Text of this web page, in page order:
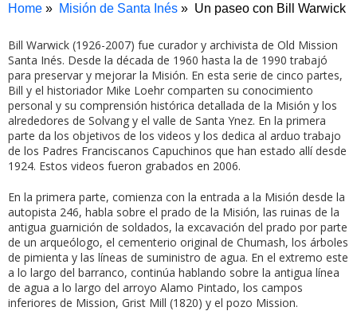
Home Misión de Santa Inés Un paseo con Bill Warwick
Bill Warwick (1926-2007) fue curador y archivista de Old Mission
Santa Inés. Desde la década de 1960 hasta la de 1990 trabajó
para preservar y mejorar la Misión. En esta serie de cinco partes,
Bill y el historiador Mike Loehr comparten su conocimiento
personal y su comprensión histórica detallada de la Misión y los
alrededores de Solvang y el valle de Santa Ynez. En la primera
parte da los objetivos de los videos y los dedica al arduo trabajo
de los Padres Franciscanos Capuchinos que han estado allí desde
1924. Estos videos fueron grabados en 2006.
En la primera parte, comienza con la entrada a la Misión desde la
autopista 246, habla sobre el prado de la Misión, las ruinas de la
antigua guarnición de soldados, la excavación del prado por parte
de un arqueólogo, el cementerio original de Chumash, los árboles
de pimienta y las líneas de suministro de agua. En el extremo este
a lo largo del barranco, continúa hablando sobre la antigua línea
de agua a lo largo del arroyo Alamo Pintado, los campos
inferiores de Mission, Grist Mill (1820) y el pozo Mission.